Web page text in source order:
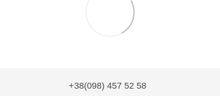
+38(098) 457 52 58